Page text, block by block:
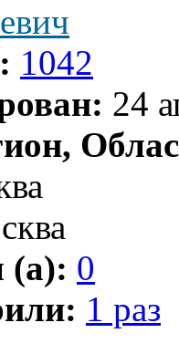
1042
24
(а): 0
1 раз